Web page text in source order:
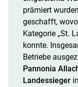
prämiert
geschafft,
Kategorie „St.
konnte.
Betriebe
Pannonia
Landessiegerin